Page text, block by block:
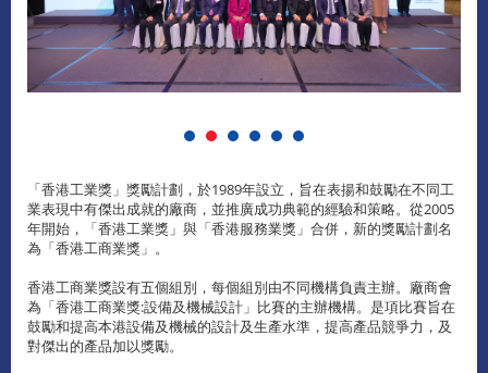
「香港工業獎」獎勵計劃，於1989年設立，旨在表揚和鼓勵在不同工
業表現中有傑出成就的廠商，並推廣成功典範的經驗和策略。從2005
年開始，「香港工業獎」與「香港服務業獎」合併，新的獎勵計劃名
為「香港工商業獎」。
香港工商業獎設有五個組別，每個組別由不同機構負責主辦。廠商會
為「香港工商業獎:設備及機械設計」比賽的主辦機構。是項比賽旨在
鼓勵和提高本港設備及機械的設計及生產水準，提高產品競爭力，及
對傑出的產品加以獎勵。